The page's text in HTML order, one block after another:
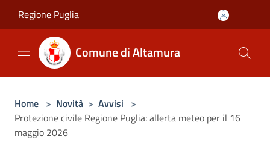
Regione Puglia
Comune di Altamura
Home > Novità > Avvisi >
Protezione civile Regione Puglia: allerta meteo per il 16
maggio 2026